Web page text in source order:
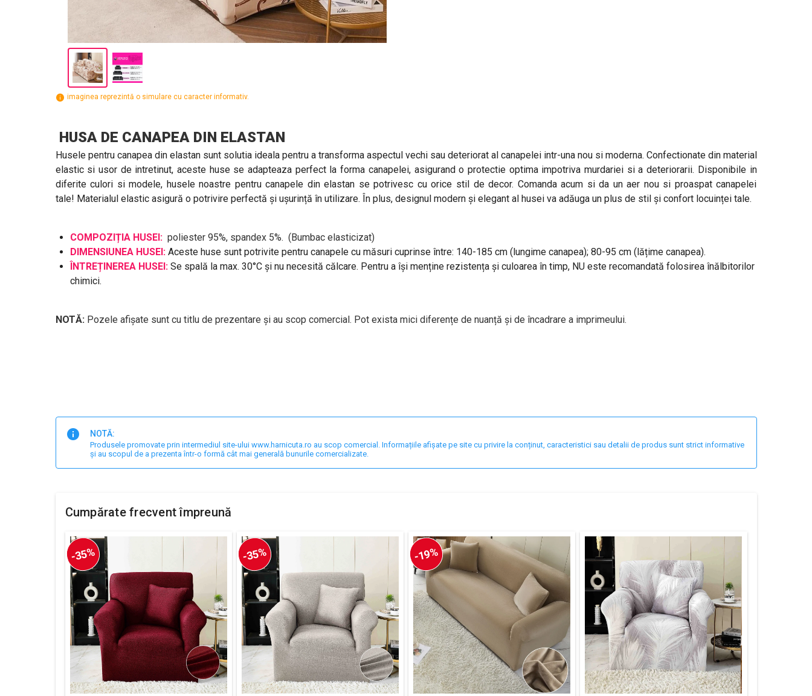
imaginea reprezintă o simulare cu caracter informativ.
HUSA DE CANAPEA DIN ELASTAN
Husele pentru canapea din elastan sunt solutia ideala pentru a transforma aspectul vechi sau deteriorat al canapelei intr-una nou si moderna. Confectionate din material
elastic si usor de intretinut, aceste huse se adapteaza perfect la forma canapelei, asigurand o protectie optima impotriva murdariei si a deteriorarii. Disponibile in
diferite culori si modele, husele noastre pentru canapele din elastan se potrivesc cu orice stil de decor. Comanda acum si da un aer nou si proaspat canapelei
tale! Materialul elastic asigură o potrivire perfectă și ușurință în utilizare. În plus, designul modern și elegant al husei va adăuga un plus de stil și confort locuinței tale.
COMPOZIȚIA HUSEI: poliester 95%, spandex 5%. (Bumbac elasticizat)
DIMENSIUNEA HUSEI: Aceste huse sunt potrivite pentru canapele cu măsuri cuprinse între: 140-185 cm (lungime canapea); 80-95 cm (lățime canapea).
ÎNTREȚINEREA HUSEI: Se spală la max. 30°C și nu necesită călcare. Pentru a își menține rezistența și culoarea în timp, NU este recomandată folosirea înălbitorilor
chimici.
NOTĂ: Pozele afișate sunt cu titlu de prezentare și au scop comercial. Pot exista mici diferențe de nuanță și de încadrare a imprimeului.
NOTĂ:
Produsele promovate prin intermediul site-ului www.harnicuta.ro au scop comercial. Informațiile afișate pe site cu privire la conținut, caracteristici sau detalii de produs sunt strict informative
și au scopul de a prezenta într-o formă cât mai generală bunurile comercializate.
Cumpărate frecvent împreună
-35% -35% -19%